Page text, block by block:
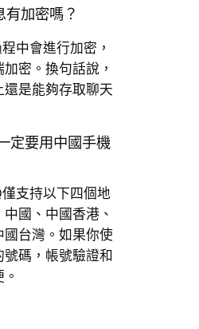
有加密嗎？
中會進行加密，
密。換句話說，
還是能夠存取聊天
定要用中國手機
支持以下四個地
國、中國香港、
國台灣。如果你使
碼，帳號驗證和